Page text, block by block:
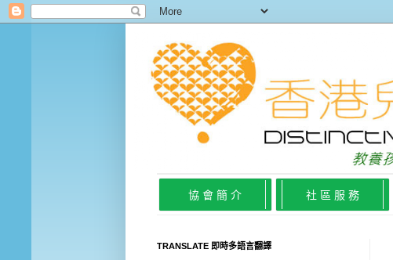
協 會 簡 介 社 區 服 務
TRANSLATE 即時多語言翻譯